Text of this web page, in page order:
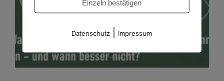
Einzeln bestätigen
Datenschutz Impressum